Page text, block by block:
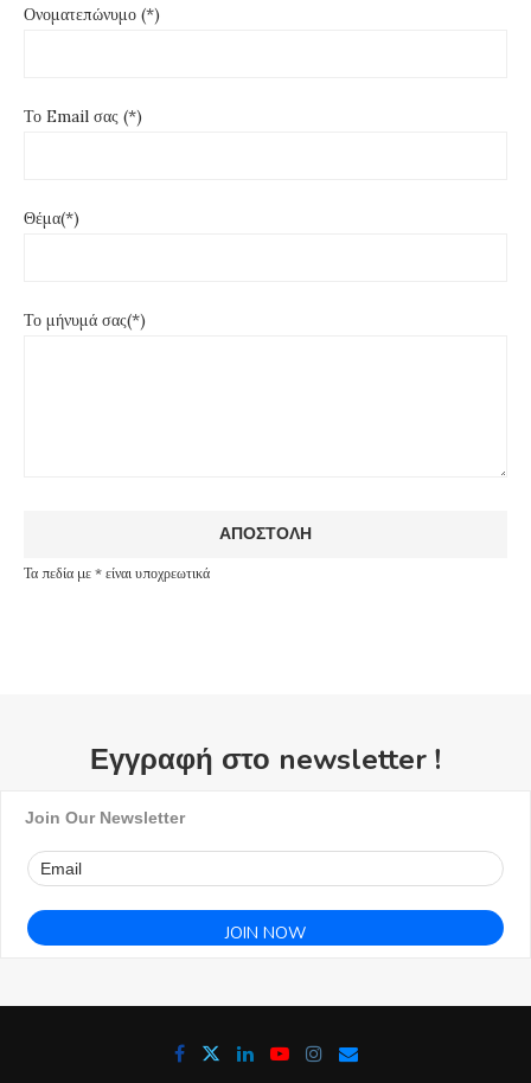
Ονοματεπώνυμο (*)
Το Email σας (*)
Θέμα(*)
Το μήνυμά σας(*)
Τα πεδία με * είναι υποχρεωτικά
Εγγραφή στο newsletter !
Join Our Newsletter